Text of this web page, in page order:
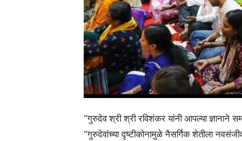
“गुरुदेव श्री श्री रविशंकर यांनी आपल्या ज्ञानाने
“गुरुदेवांच्या दृष्टीकोनामुळे नैसर्गिक शेतीला